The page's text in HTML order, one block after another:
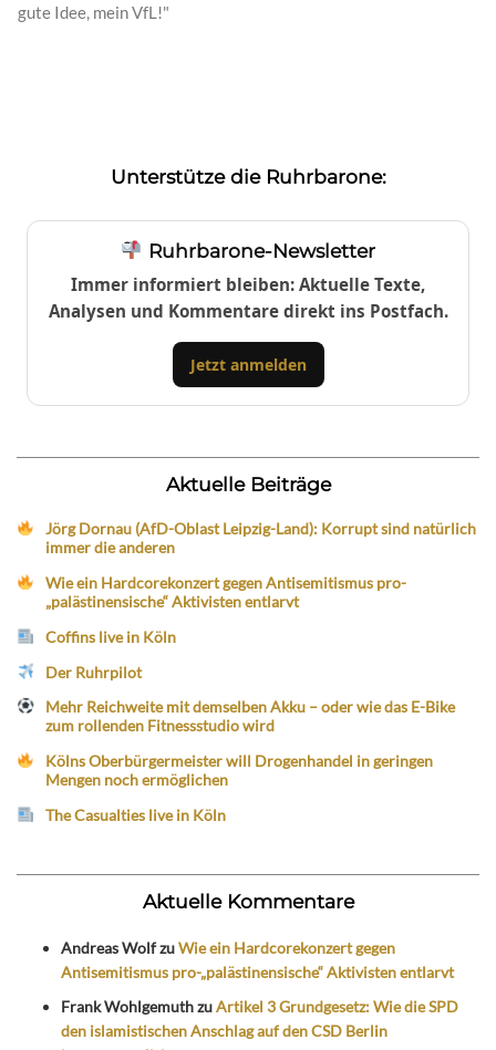
gute Idee, mein VfL!"
Unterstütze die Ruhrbarone:
Ruhrbarone-Newsletter
Immer informiert bleiben: Aktuelle Texte,
Analysen und Kommentare direkt ins Postfach.
Jetzt anmelden
Aktuelle Beiträge
Jörg Dornau (AfD-Oblast Leipzig-Land): Korrupt sind natürlich
immer die anderen
Wie ein Hardcorekonzert gegen Antisemitismus pro-
„palästinensische“ Aktivisten entlarvt
Coffins live in Köln
Der Ruhrpilot
Mehr Reichweite mit demselben Akku – oder wie das E-Bike
zum rollenden Fitnessstudio wird
Kölns Oberbürgermeister will Drogenhandel in geringen
Mengen noch ermöglichen
The Casualties live in Köln
Aktuelle Kommentare
Andreas WolfzuWie ein Hardcorekonzert gegen
Antisemitismus pro-„palästinensische“ Aktivisten entlarvt
Frank WohlgemuthzuArtikel 3 Grundgesetz: Wie die SPD
den islamistischen Anschlag auf den CSD Berlin